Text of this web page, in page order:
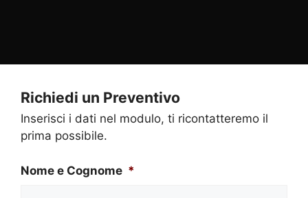
Richiedi un Preventivo
Inserisci i dati nel modulo, ti ricontatteremo il
prima possibile.
Nome e Cognome *